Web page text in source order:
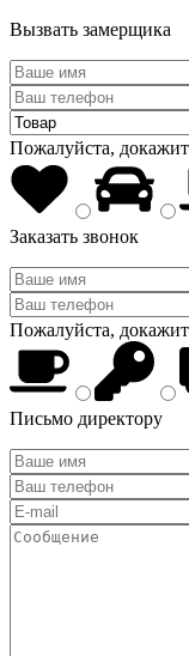
Вызвать замерщика
Пожалуйста,
Заказать звонок
Пожалуйста,
Письмо директору